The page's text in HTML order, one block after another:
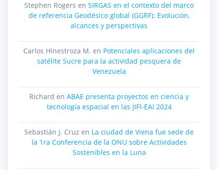
Stephen Rogers en SIRGAS en el contexto del marco
de referencia Geodésico global (GGRF): Evolución,
alcances y perspectivas
Carlos Hinestroza M. en Potenciales aplicaciones del
satélite Sucre para la actividad pesquera de
Venezuela
Richard en ABAE presenta proyectos en ciencia y
tecnología espacial en las JIFI-EAI 2024
Sebastián J. Cruz en La ciudad de Viena fue sede de
la 1ra Conferencia de la ONU sobre Actividades
Sostenibles en la Luna